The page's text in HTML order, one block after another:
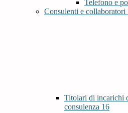
Telefono e
Consulenti e collaboratori
Titolari di incarichi
consulenza 16